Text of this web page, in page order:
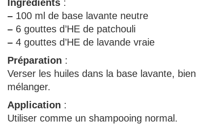
Ingrédients :
– 100 ml de base lavante neutre
– 6 gouttes d’HE de patchouli
– 4 gouttes d’HE de lavande vraie
Préparation :
Verser les huiles dans la base lavante, bien
mélanger.
Application :
Utiliser comme un shampooing normal.